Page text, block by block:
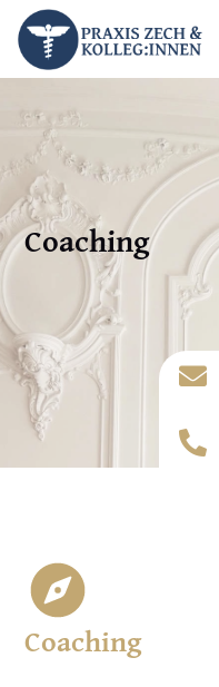
Coaching


Coaching